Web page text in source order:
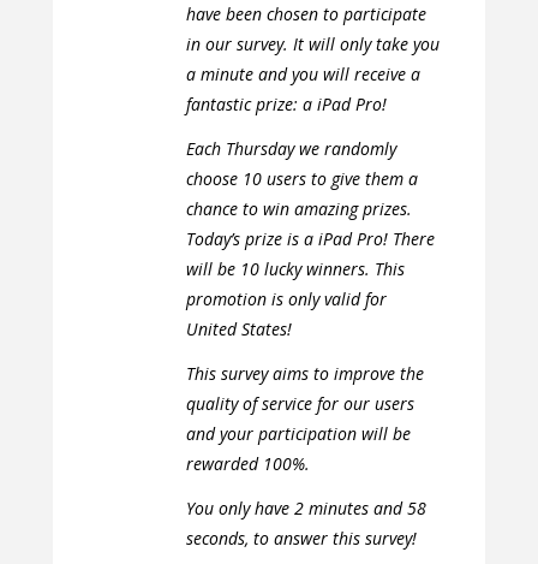
have been chosen to participate
in our survey. It will only take you
a minute and you will receive a
fantastic prize: a iPad Pro!
Each Thursday we randomly
choose 10 users to give them a
chance to win amazing prizes.
Today’s prize is a iPad Pro! There
will be 10 lucky winners. This
promotion is only valid for
United States!
This survey aims to improve the
quality of service for our users
and your participation will be
rewarded 100%.
You only have 2 minutes and 58
seconds, to answer this survey!